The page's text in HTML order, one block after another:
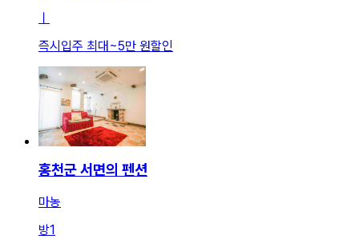
ㅣ
즉시입주 최대~5만 원할인
홍천군 서면의 펜션
마농
방1